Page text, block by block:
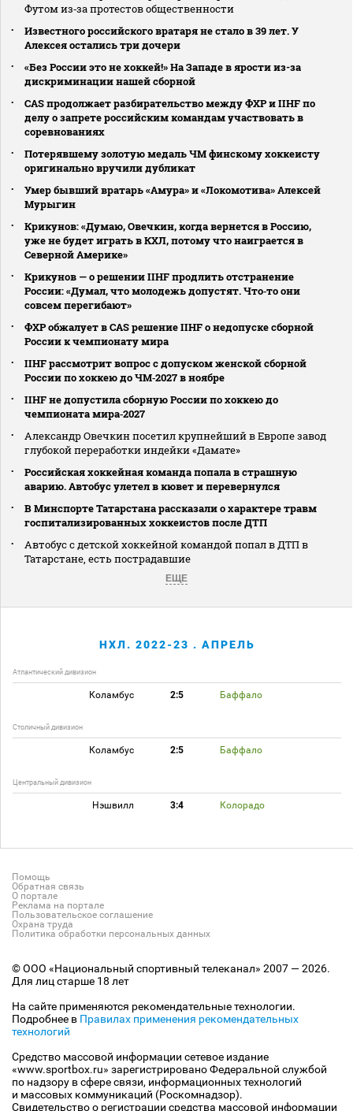
Футом из‑за протестов общественности
Известного российского вратаря не стало в 39 лет. У
Алексея остались три дочери
«Без России это не хоккей!» На Западе в ярости из-за
дискриминации нашей сборной
CAS продолжает разбирательство между ФХР и IIHF по
делу о запрете российским командам участвовать в
соревнованиях
Потерявшему золотую медаль ЧМ финскому хоккеисту
оригинально вручили дубликат
Умер бывший вратарь «Амура» и «Локомотива» Алексей
Мурыгин
Крикунов: «Думаю, Овечкин, когда вернется в Россию,
уже не будет играть в КХЛ, потому что наиграется в
Северной Америке»
Крикунов — о решении IIHF продлить отстранение
России: «Думал, что молодежь допустят. Что‑то они
совсем перегибают»
ФХР обжалует в CAS решение IIHF о недопуске сборной
России к чемпионату мира
IIHF рассмотрит вопрос с допуском женской сборной
России по хоккею до ЧМ‑2027 в ноябре
IIHF не допустила сборную России по хоккею до
чемпионата мира‑2027
Александр Овечкин посетил крупнейший в Европе завод
глубокой переработки индейки «Дамате»
Российская хоккейная команда попала в страшную
аварию. Автобус улетел в кювет и перевернулся
В Минспорте Татарстана рассказали о характере травм
госпитализированных хоккеистов после ДТП
Автобус с детской хоккейной командой попал в ДТП в
Татарстане, есть пострадавшие
ЕЩЕ
НХЛ. 2022-23 . АПРЕЛЬ
Атлантический дивизион
Коламбус 2:5 Баффало
Столичный дивизион
Коламбус 2:5 Баффало
Центральный дивизион
Нэшвилл 3:4 Колорадо
Помощь
Обратная связь
О портале
Реклама на портале
Пользовательское соглашение
Охрана труда
Политика обработки персональных данных
© ООО «Национальный спортивный телеканал» 2007 — 2026.
Для лиц старше 18 лет
На сайте применяются рекомендательные технологии.
Подробнее в Правилах применения рекомендательных
технологий
Средство массовой информации сетевое издание
«www.sportbox.ru» зарегистрировано Федеральной службой
по надзору в сфере связи, информационных технологий
и массовых коммуникаций (Роскомнадзор).
Свидетельство о регистрации средства массовой информации